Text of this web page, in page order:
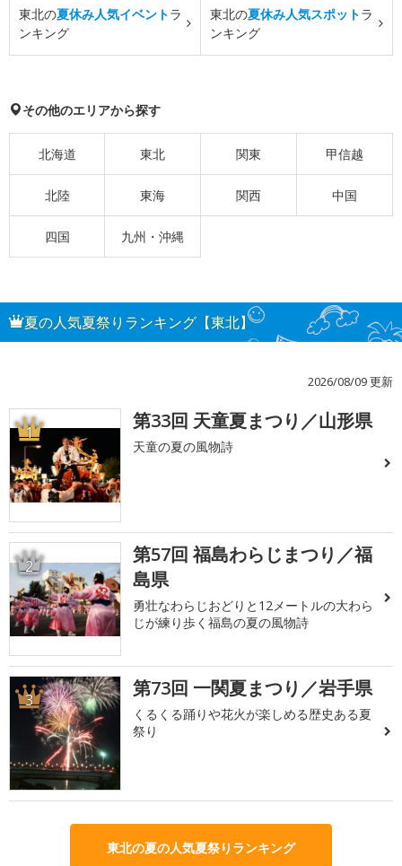
東北の夏休み人気イベントラ
ンキング
東北の夏休み人気スポットラ
ンキング
その他のエリアから探す
北海道 東北 関東 甲信越
北陸 東海 関西 中国
四国 九州・沖縄
夏の人気夏祭りランキング【東北】
2026/08/09 更新
1 第33回 天童夏まつり／山形県
天童の夏の風物詩
2
第57回 福島わらじまつり／福
島県
勇壮なわらじおどりと12メートルの大わら
じが練り歩く福島の夏の風物詩
3 第73回 一関夏まつり／岩手県
くるくる踊りや花火が楽しめる歴史ある夏
祭り
東北の夏の人気夏祭りランキング